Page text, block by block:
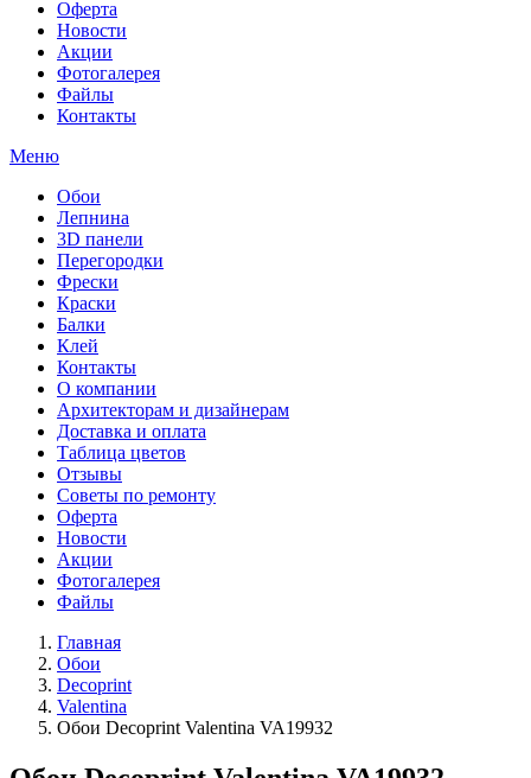
Оферта
Новости
Акции
Фотогалерея
Файлы
Контакты
Меню
Обои
Лепнина
3D панели
Перегородки
Фрески
Краски
Балки
Клей
Контакты
О компании
Архитекторам и дизайнерам
Доставка и оплата
Таблица цветов
Отзывы
Советы по ремонту
Оферта
Новости
Акции
Фотогалерея
Файлы
Главная
Обои
Decoprint
Valentina
Обои Decoprint Valentina VA19932